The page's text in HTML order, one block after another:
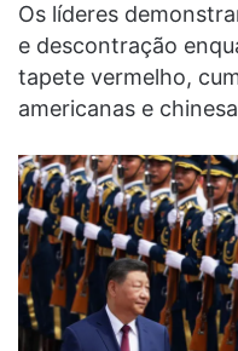
Os líderes
e descontração
tapete vermelho,
americanas e